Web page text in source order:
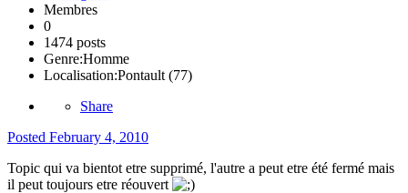
Membres
0
1474 posts
Genre:Homme
Localisation:Pontault (77)
Share
Posted February 4, 2010
Topic qui va bientot etre supprimé, l'autre a peut etre été fermé mais
il peut toujours etre réouvert